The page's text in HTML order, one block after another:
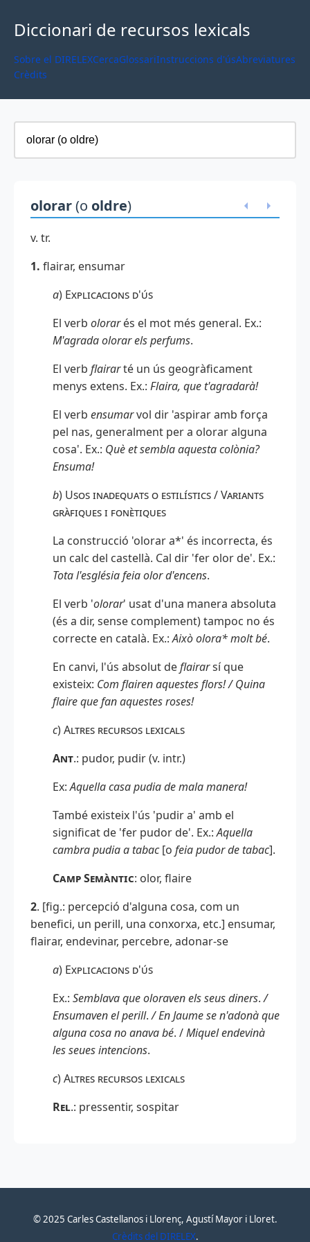
Diccionari de recursos lexicals
Sobre el DIRELEXCercaGlossariInstruccions d'úsAbreviatures
Crèdits
olorar(o oldre)
v. tr.
1. flairar, ensumar
a) Explicacions d'ús
El verb olorarés el mot més general. Ex.:
M'agrada olorar els perfums.
El verb flairarté un ús geogràficament
menys extens. Ex.: Flaira, que t'agradarà!
El verb ensumarvol dir 'aspirar amb força
pel nas, generalment per a olorar alguna
cosa'. Ex.: Què et sembla aquesta colònia?
Ensuma!
b) Usos inadequats o estilístics / Variants
gràfiques i fonètiques
La construcció 'olorar a*' és incorrecta, és
un calc del castellà. Cal dir 'fer olor de'. Ex.:
Tota l'església feia olor d'encens.
El verb 'olorar' usat d'una manera absoluta
(és a dir, sense complement) tampoc no és
correcte en català. Ex.:Això olora* molt bé.
En canvi, l'ús absolut deflairarsí que
existeix: Com flairen aquestes flors! / Quina
flaire que fan aquestes roses!
c)Altres recursos lexicals
Ant.: pudor, pudir (v. intr.)
Ex:Aquella casa pudia de mala manera!
També existeix l'ús 'pudir a' amb el
significat de 'fer pudor de'. Ex.:Aquella
cambra pudia a tabac[o feia pudor de tabac].
Camp Semàntic: olor, flaire
2. [fig.: percepció d'alguna cosa, com un
benefici, un perill, una conxorxa, etc.] ensumar,
flairar, endevinar, percebre, adonar-se
a) Explicacions d'ús
Ex.: Semblava que oloraven els seus diners./
Ensumaven el perill./ En Jaume se n'adonà que
alguna cosa no anava bé. /Miquel endevinà
les seues intencions.
c)Altres recursos lexicals
Rel.: pressentir, sospitar
© 2025 Carles Castellanos i Llorenç, Agustí Mayor i Lloret.
Crèdits del DIRELEX.